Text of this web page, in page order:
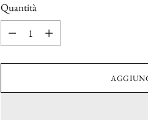
Quantità
Quantità